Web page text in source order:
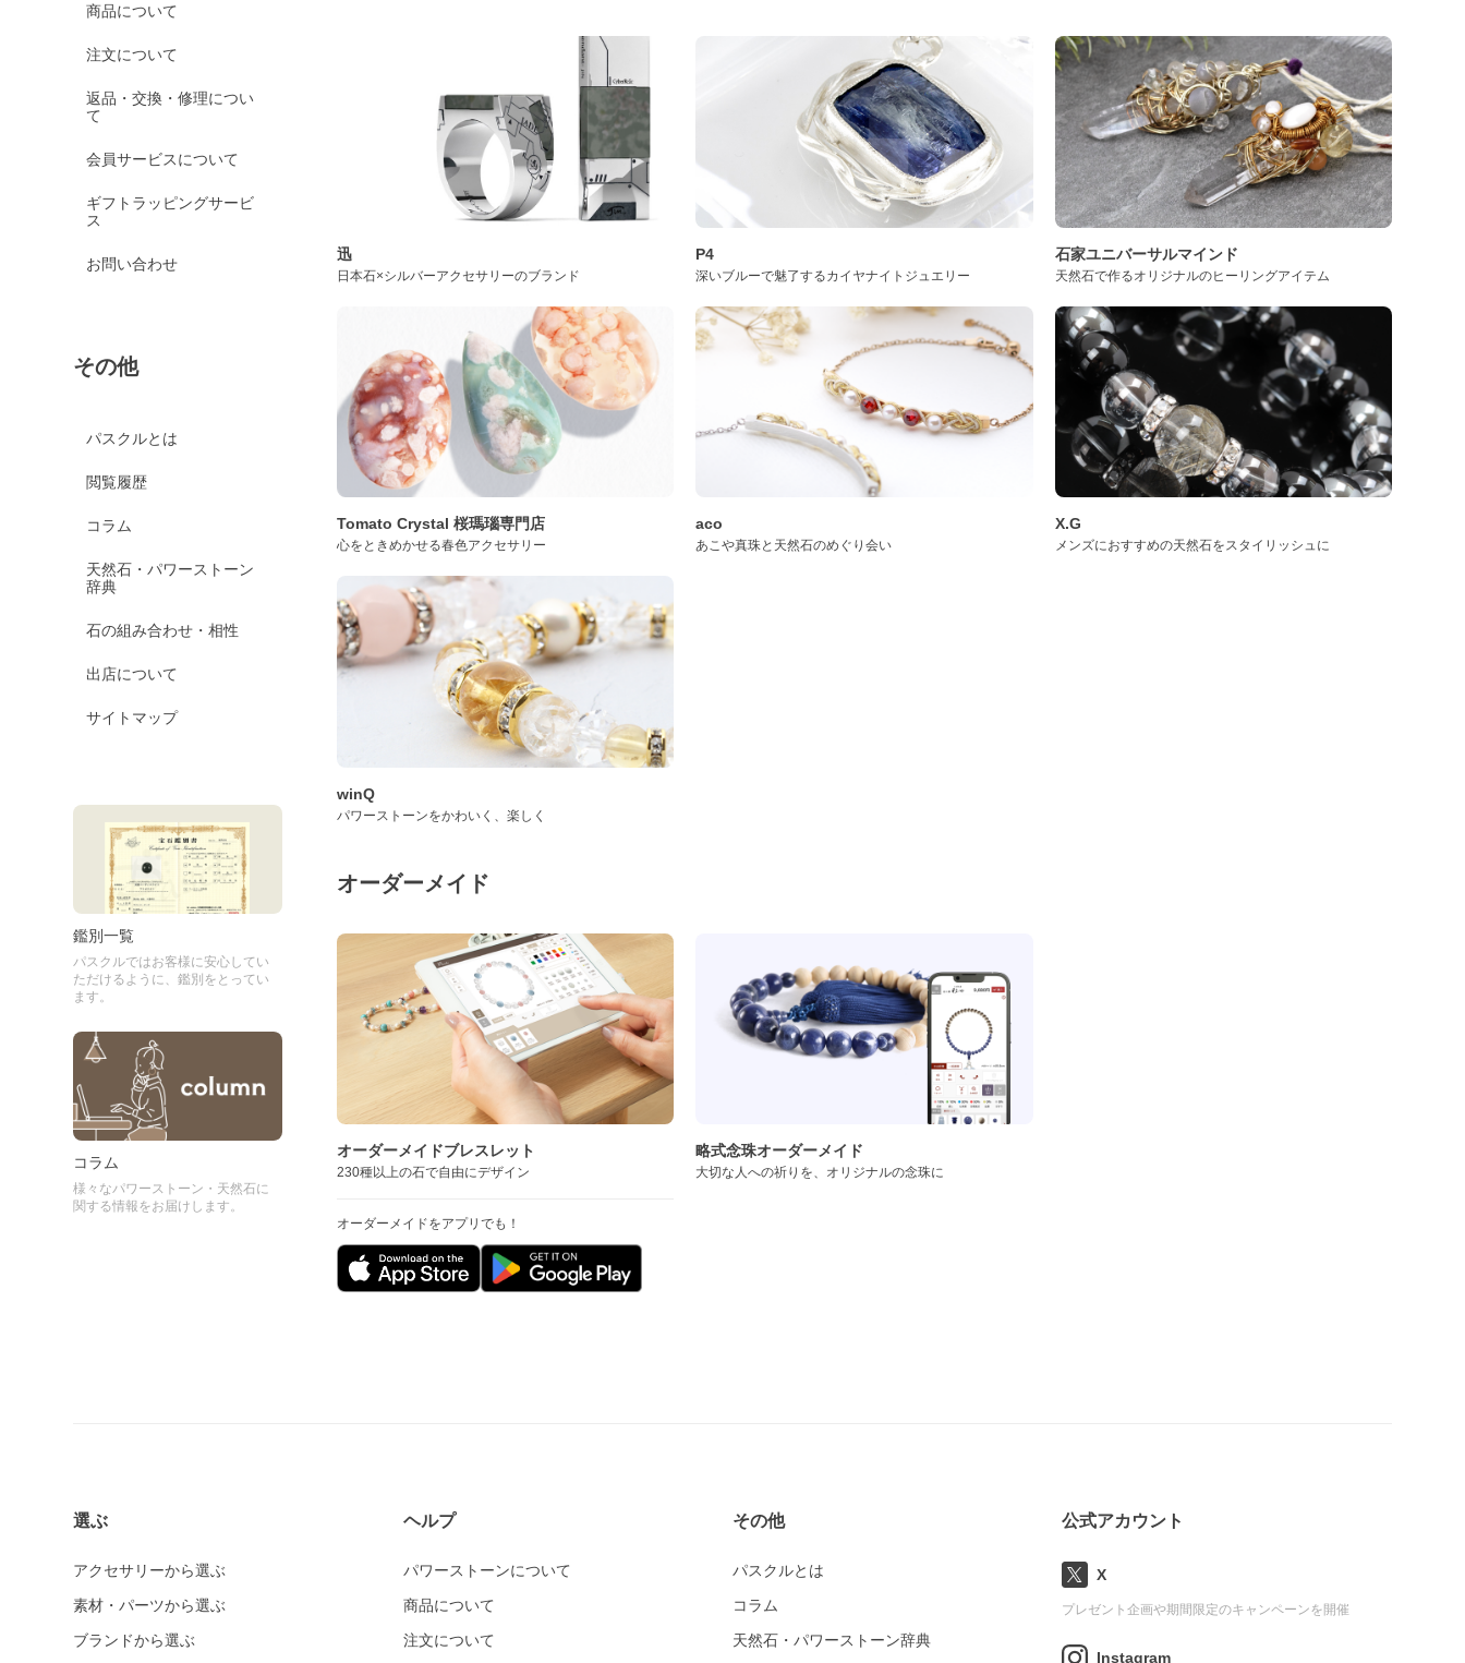
商品について
注文について
返品・交換・修理につい
て
会員サービスについて
ギフトラッピングサービ
ス
お問い合わせ
その他
パスクルとは
閲覧履歴
コラム
天然石・パワーストーン
辞典
石の組み合わせ・相性
出店について
サイトマップ
鑑別一覧
パスクルではお客様に安心してい
ただけるように、鑑別をとってい
ます。
コラム
様々なパワーストーン・天然石に
関する情報をお届けします。
迅
日本石×シルバーアクセサリーのブランド
P4
深いブルーで魅了するカイヤナイトジュエリー
石家ユニバーサルマインド
天然石で作るオリジナルのヒーリングアイテム
Tomato Crystal 桜瑪瑙専門店
心をときめかせる春色アクセサリー
aco
あこや真珠と天然石のめぐり会い
X.G
メンズにおすすめの天然石をスタイリッシュに
winQ
パワーストーンをかわいく、楽しく
オーダーメイド
オーダーメイドブレスレット
230種以上の石で自由にデザイン
オーダーメイドをアプリでも！
略式念珠オーダーメイド
大切な人への祈りを、オリジナルの念珠に
選ぶ
アクセサリーから選ぶ
素材・パーツから選ぶ
ブランドから選ぶ
ヘルプ
パワーストーンについて
商品について
注文について
その他
パスクルとは
コラム
天然石・パワーストーン辞典
公式アカウント
X
プレゼント企画や期間限定のキャンペーンを開催
Instagram